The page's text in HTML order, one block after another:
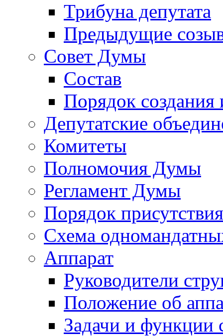
Трибуна депутата
Предыдущие
Совет Думы
Состав
Порядок создания
Депутатские
Комитеты
Полномочия Думы
Регламент Думы
Порядок
Схема
Аппарат
Руководители
Положение об
Задачи и функции